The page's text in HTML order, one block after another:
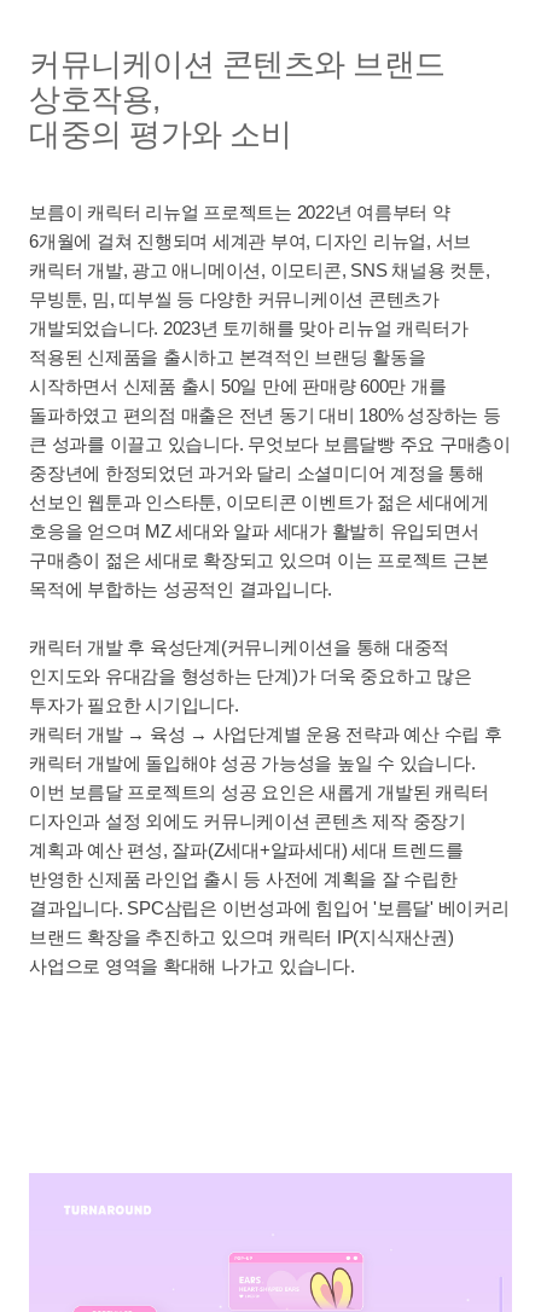
커뮤니케이션 콘텐츠와 브랜드
상호작용,
대중의 평가와 소비
보름이 캐릭터 리뉴얼 프로젝트는 2022년 여름부터 약
6개월에 걸쳐 진행되며 세계관 부여, 디자인 리뉴얼, 서브
캐릭터 개발, 광고 애니메이션, 이모티콘, SNS 채널용 컷툰,
무빙툰, 밈, 띠부씰 등 다양한 커뮤니케이션 콘텐츠가
개발되었습니다. 2023년 토끼해를 맞아 리뉴얼 캐릭터가
적용된 신제품을 출시하고 본격적인 브랜딩 활동을
시작하면서 신제품 출시 50일 만에 판매량 600만 개를
돌파하였고 편의점 매출은 전년 동기 대비 180% 성장하는 등
큰 성과를 이끌고 있습니다. 무엇보다 보름달빵 주요 구매층이
중장년에 한정되었던 과거와 달리 소셜미디어 계정을 통해
선보인 웹툰과 인스타툰, 이모티콘 이벤트가 젊은 세대에게
호응을 얻으며 MZ 세대와 알파 세대가 활발히 유입되면서
구매층이 젊은 세대로 확장되고 있으며 이는 프로젝트 근본
목적에 부합하는 성공적인 결과입니다.
캐릭터 개발 후 육성단계(커뮤니케이션을 통해 대중적
인지도와 유대감을 형성하는 단계)가 더욱 중요하고 많은
투자가 필요한 시기입니다.
캐릭터 개발 → 육성 → 사업단계별 운용 전략과 예산 수립 후
캐릭터 개발에 돌입해야 성공 가능성을 높일 수 있습니다.
이번 보름달 프로젝트의 성공 요인은 새롭게 개발된 캐릭터
디자인과 설정 외에도 커뮤니케이션 콘텐츠 제작 중장기
계획과 예산 편성, 잘파(Z세대+알파세대) 세대 트렌드를
반영한 신제품 라인업 출시 등 사전에 계획을 잘 수립한
결과입니다. SPC삼립은 이번성과에 힘입어 '보름달' 베이커리
브랜드 확장을 추진하고 있으며 캐릭터 IP(지식재산권)
사업으로 영역을 확대해 나가고 있습니다.